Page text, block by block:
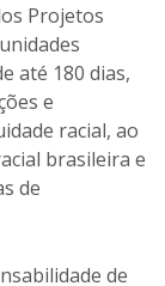
Projetos
até 180 dias,
e
racial, ao
brasileira e
de
de